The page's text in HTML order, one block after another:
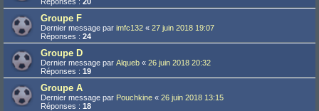
Groupe F
Dernier message par imfc132 « 27 juin 2018 19:07
Réponses : 24
Groupe D
Dernier message par Alqueb « 26 juin 2018 20:32
Réponses : 19
Groupe A
Dernier message par Pouchkine « 26 juin 2018 13:15
Réponses : 18